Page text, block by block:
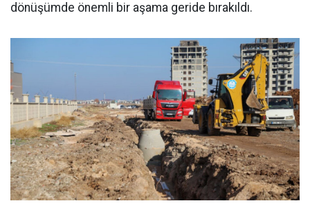
dönüşümde önemli bir aşama geride bırakıldı.